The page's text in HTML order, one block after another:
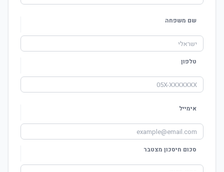
שם משפחה
טלפון
אימייל
סכום חיסכון מצטבר